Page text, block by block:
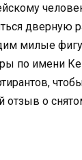
дверную
милые
по имени
отзыв о